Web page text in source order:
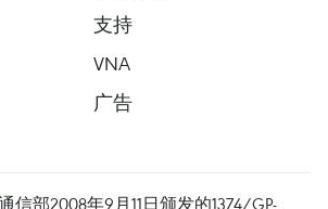
支持
VNA
广告
信部2008年9月11日颁发的1374/GP-